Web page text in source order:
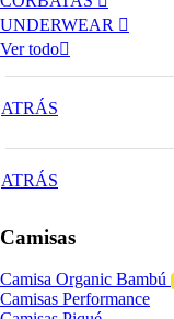
UNDERWEAR
Ver todo
ATRÁS
ATRÁS
Camisas
Camisa Organic Bambú
Camisas Performance